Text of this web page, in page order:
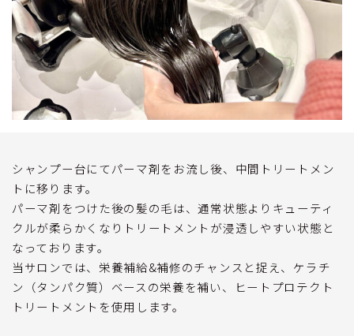
シャンプー台にてパーマ剤をお流し後、中間トリートメン
トに移ります。
パーマ剤をつけた後の髪の毛は、通常状態よりキューティ
クルが柔らかくなりトリートメントが浸透しやすい状態と
なっております。
当サロンでは、栄養補給&補修のチャンスと捉え、ケラチ
ン（タンパク質）ベースの栄養を補い、ヒートプロテクト
トリートメントを使用します。